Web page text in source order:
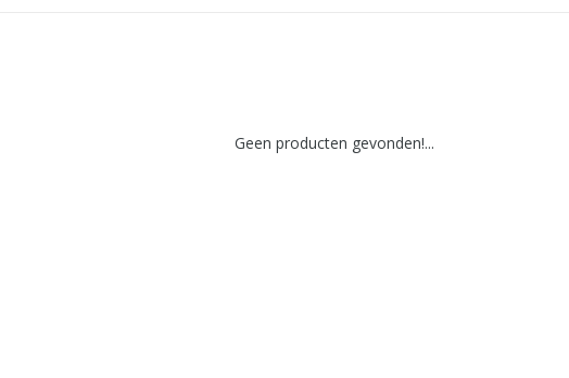
Geen producten gevonden!...